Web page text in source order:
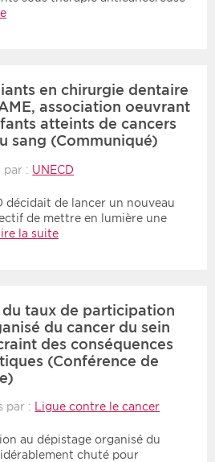
en chirurgie dentaire
association oeuvrant
atteints de cancers
sang (Communiqué)
par : UNECD
décidait de lancer un nouveau
de mettre en lumière une
Lire la suite
taux de participation
du cancer du sein
des conséquences
(Conférence de
par : Ligue contre le cancer
au dépistage organisé du
chuté pour